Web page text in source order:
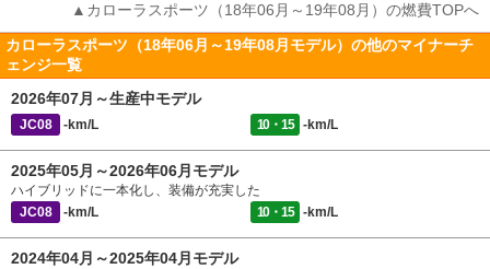
▲カローラスポーツ（18年06月～19年08月）の燃費TOPへ
カローラスポーツ（18年06月～19年08月モデル）の他のマイナーチ
ェンジ一覧
2026年07月～生産中モデル
JC08 -km/L 10・15 -km/L
2025年05月～2026年06月モデル
ハイブリッドに一本化し、装備が充実した
JC08
-km/L 10・15 -km/L
2024年04月～2025年04月モデル